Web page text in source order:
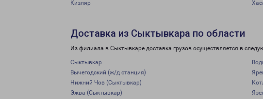
Кизляр
Доставка из Сыктывкара по области
Из филиала в Сыктывкаре доставка грузов осуществляется в
Сыктывкар
Вычегодский (ж/д станция)
Нижний Чов (Сыктывкар)
Эжва (Сыктывкар)